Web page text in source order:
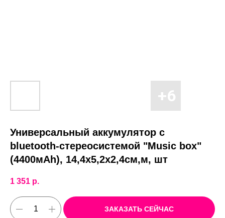
Универсальный аккумулятор c
bluetooth-стереосистемой "Music box"
(4400мАh), 14,4х5,2х2,4см,м, шт
1 351 р.
ЗАКАЗАТЬ СЕЙЧАС